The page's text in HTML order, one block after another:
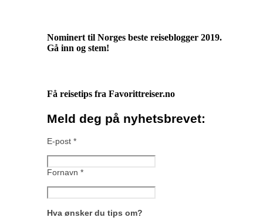
Nominert til Norges beste reiseblogger 2019.
Gå inn og stem!
Få reisetips fra Favorittreiser.no
Meld deg på nyhetsbrevet:
E-post *
Fornavn *
Hva ønsker du tips om?